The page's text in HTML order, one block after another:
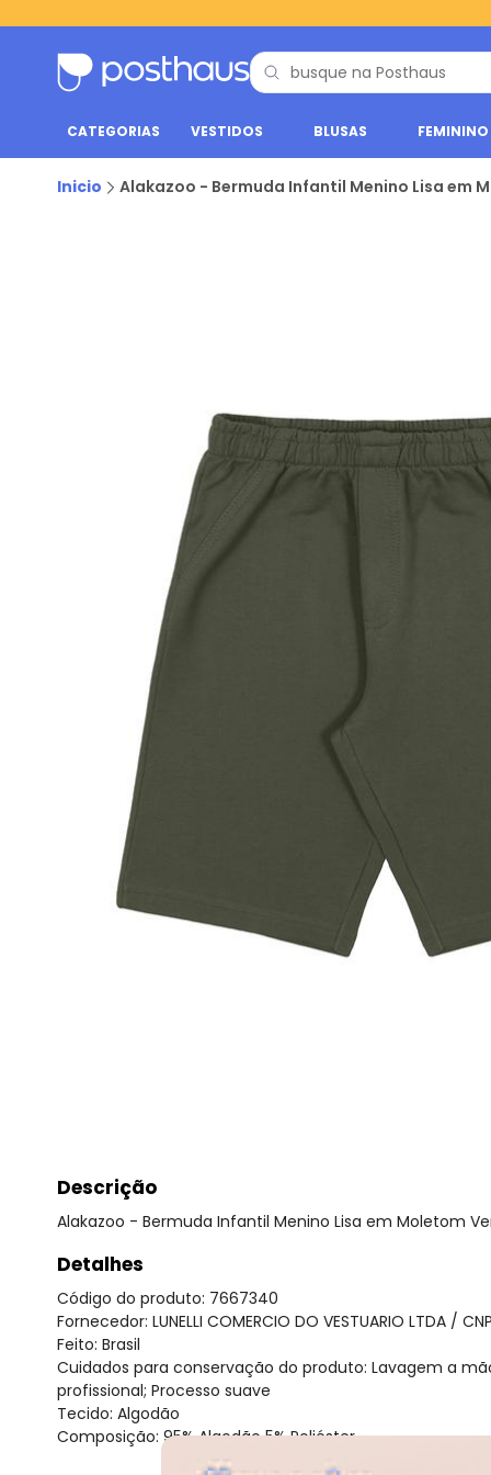
CATEGORIAS VESTIDOS BLUSAS FEMININO
Inicio Alakazoo - Bermuda Infantil Menino Lisa em
Descrição
Alakazoo - Bermuda Infantil Menino Lisa em Moletom
Detalhes
Código do produto: 7667340
Fornecedor: LUNELLI COMERCIO DO VESTUARIO LTDA /
Feito: Brasil
Cuidados para conservação do produto: Lavagem a
profissional; Processo suave
Tecido: Algodão
Composição: 95% Algodão 5% Poliéster